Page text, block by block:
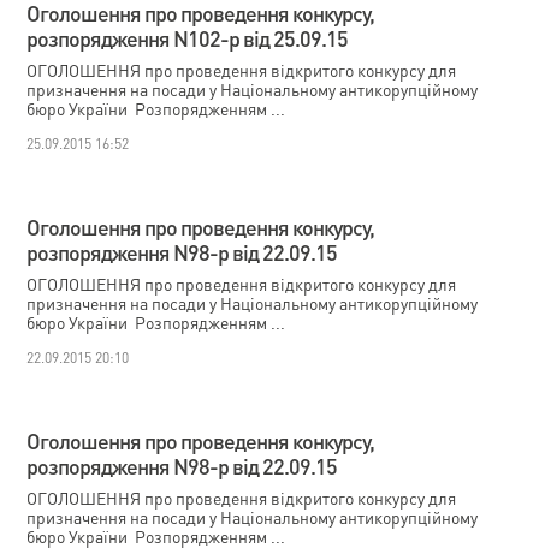
Оголошення про проведення конкурсу,
розпорядження N102-р від 25.09.15
ОГОЛОШЕННЯ про проведення відкритого конкурсу для
призначення на посади у Національному антикорупційному
бюро України Розпорядженням ...
25.09.2015 16:52
Оголошення про проведення конкурсу,
розпорядження N98-р від 22.09.15
ОГОЛОШЕННЯ про проведення відкритого конкурсу для
призначення на посади у Національному антикорупційному
бюро України Розпорядженням ...
22.09.2015 20:10
Оголошення про проведення конкурсу,
розпорядження N98-р від 22.09.15
ОГОЛОШЕННЯ про проведення відкритого конкурсу для
призначення на посади у Національному антикорупційному
бюро України Розпорядженням ...